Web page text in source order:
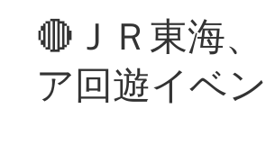
🔴ＪＲ東海
ア回遊イベ